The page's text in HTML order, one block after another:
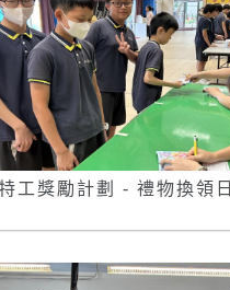
工獎勵計劃 - 禮物換領日